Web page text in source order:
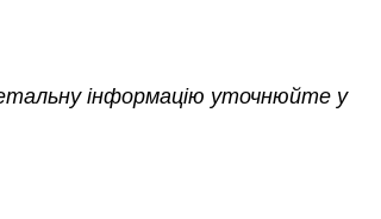
інформацію уточнюйте у